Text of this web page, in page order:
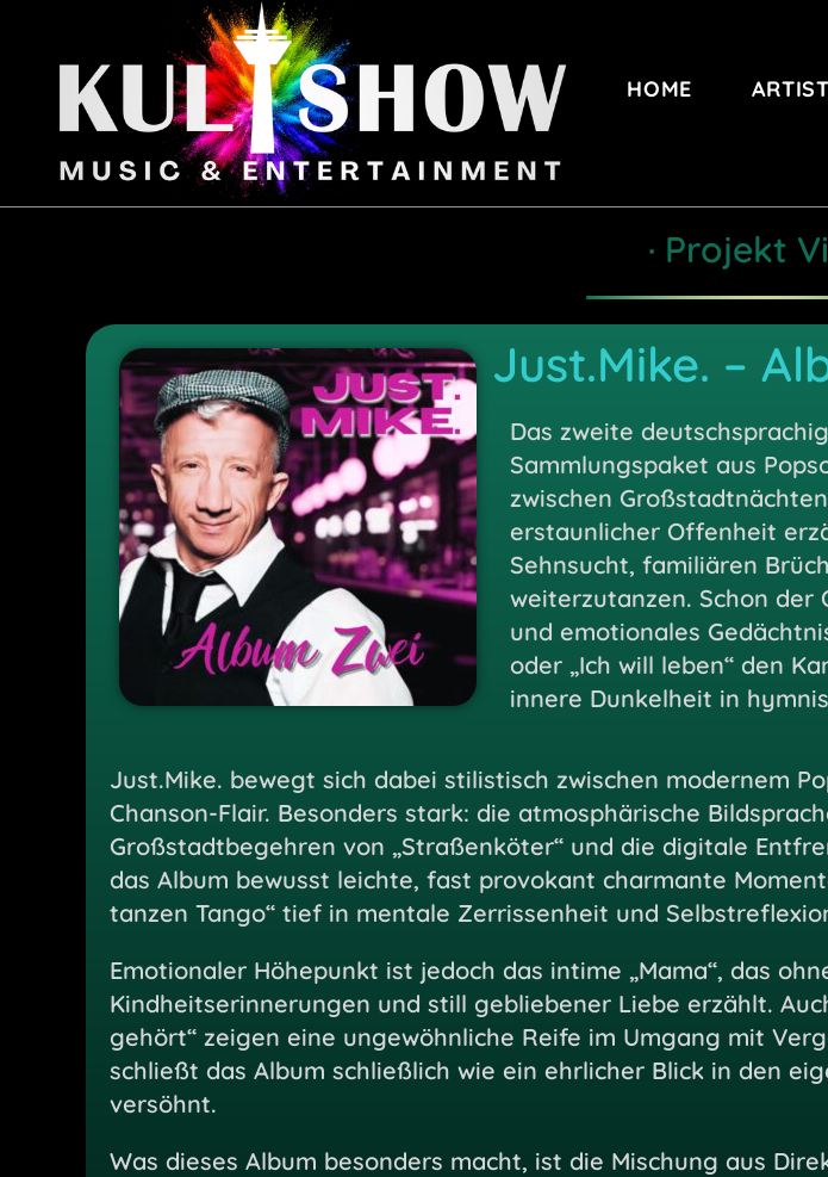
HOME
· Projekt
Just.Mike. –
Das zweite
Sammlungspaket aus
zwischen
erstaunlicher Offenheit
Sehnsucht, familiären
weiterzutanzen. Schon der
und emotionales
oder „Ich will leben“ den
innere Dunkelheit in
Just.Mike. bewegt sich dabei stilistisch zwischen modernem
Chanson-Flair. Besonders stark: die atmosphärische
Großstadtbegehren von „Straßenköter“ und die digitale
das Album bewusst leichte, fast provokant charmante
tanzen Tango“ tief in mentale Zerrissenheit und
Emotionaler Höhepunkt ist jedoch das intime „Mama“, das
Kindheitserinnerungen und still gebliebener Liebe erzählt.
gehört“ zeigen eine ungewöhnliche Reife im Umgang mit
schließt das Album schließlich wie ein ehrlicher Blick in den
versöhnt.
Was dieses Album besonders macht, ist die Mischung aus